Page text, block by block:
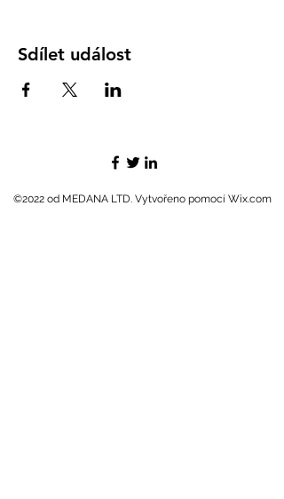
Sdílet událost
©2022 od MEDANA LTD. Vytvořeno pomocí Wix.com